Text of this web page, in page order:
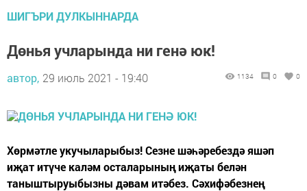
ШИГЪРИ ДУЛКЫННАРДА
Дөнья учларында ни генә юк!
автор, 29 июль 2021 - 19:40 1134 0 0
Хөрмәтле укучыларыбыз! Сезне шәһәребездә яшәп
иҗат итүче каләм осталарының иҗаты белән
таныштыруыбызны дәвам итәбез. Сәхифәбезнең